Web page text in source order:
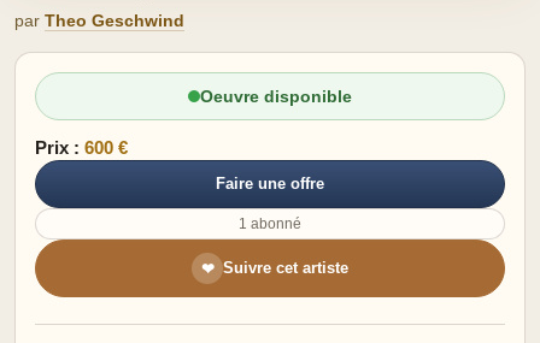
par Theo Geschwind
Oeuvre disponible
Prix : 600 €
Faire une offre
1 abonné
❤ Suivre cet artiste